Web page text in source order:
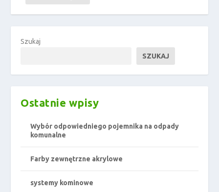
Szukaj
SZUKAJ
Ostatnie wpisy
Wybór odpowiedniego pojemnika na odpady
komunalne
Farby zewnętrzne akrylowe
systemy kominowe